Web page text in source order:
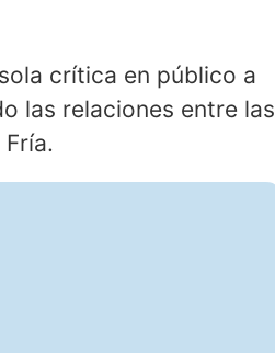
crítica en público a
las relaciones entre las